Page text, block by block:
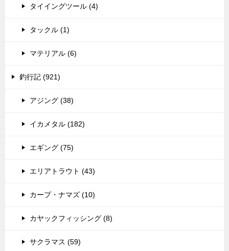
タイイングツール (4)
タックル (1)
マテリアル (6)
釣行記 (921)
アジング (38)
イカメタル (182)
エギング (75)
エリアトラウト (43)
カープ・ナマズ (10)
カヤックフィッシング (8)
サクラマス (59)